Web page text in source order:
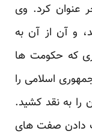
عنوان کرد. وی
و ‏آن از آن به
که حکومت ها
‏اسلامی را
را به نقد کشید.
دادن صفت ‏های